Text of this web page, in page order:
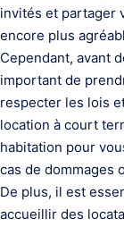
invités et partager
encore plus
Cependant, avant
important de
respecter les lois
location à court
habitation pour
cas de dommages
De plus, il est
accueillir des